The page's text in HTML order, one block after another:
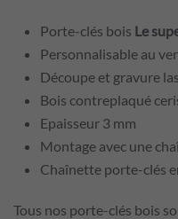
Porte-clés bois Le
Personnalisable au
Découpe et gravure
Bois contreplaqué
Epaisseur 3 mm
Montage avec une
Chaînette porte-clés
Tous nos porte-clés bois